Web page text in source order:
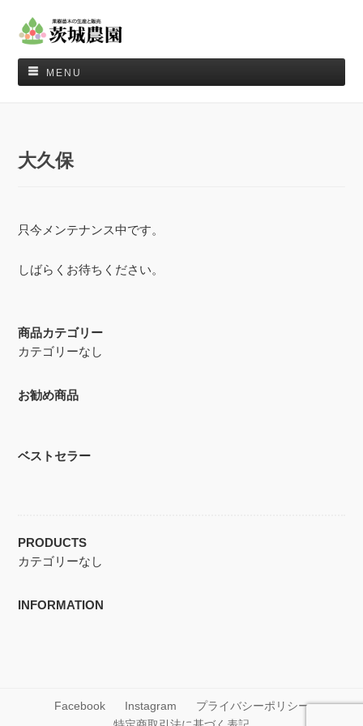
MENU
大久保
只今メンテナンス中です。
しばらくお待ちください。
商品カテゴリー
カテゴリーなし
お勧め商品
ベストセラー
PRODUCTS
カテゴリーなし
INFORMATION
Facebook Instagram
プライバシーポリシー